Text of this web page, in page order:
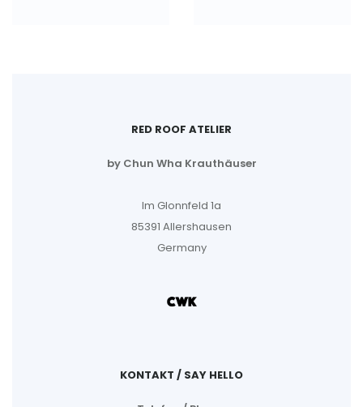
RED ROOF ATELIER
by Chun Wha Krauthäuser
Im Glonnfeld 1a
85391 Allershausen
Germany
KONTAKT / SAY HELLO